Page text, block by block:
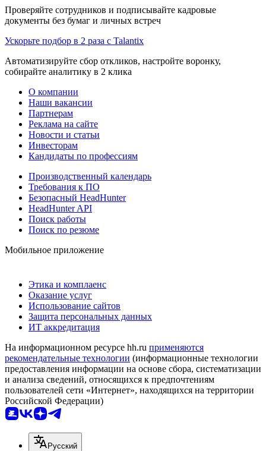
Проверяйте сотрудников и подписывайте кадровые
документы без бумаг и личных встреч
Ускорьте подбор в 2 раза с Talantix
Автоматизируйте сбор откликов, настройте воронку,
собирайте аналитику в 2 клика
О компании
Наши вакансии
Партнерам
Реклама на сайте
Новости и статьи
Инвесторам
Кандидаты по профессиям
Производственный календарь
Требования к ПО
Безопасный HeadHunter
HeadHunter API
Поиск работы
Поиск по резюме
Мобильное приложение
Этика и комплаенс
Оказание услуг
Использование сайтов
Защита персональных данных
ИТ аккредитация
На информационном ресурсе hh.ru применяются
рекомендательные технологии (информационные технологии
предоставления информации на основе сбора, систематизации
и анализа сведений, относящихся к предпочтениям
пользователей сети «Интернет», находящихся на территории
Российской Федерации)
Русский